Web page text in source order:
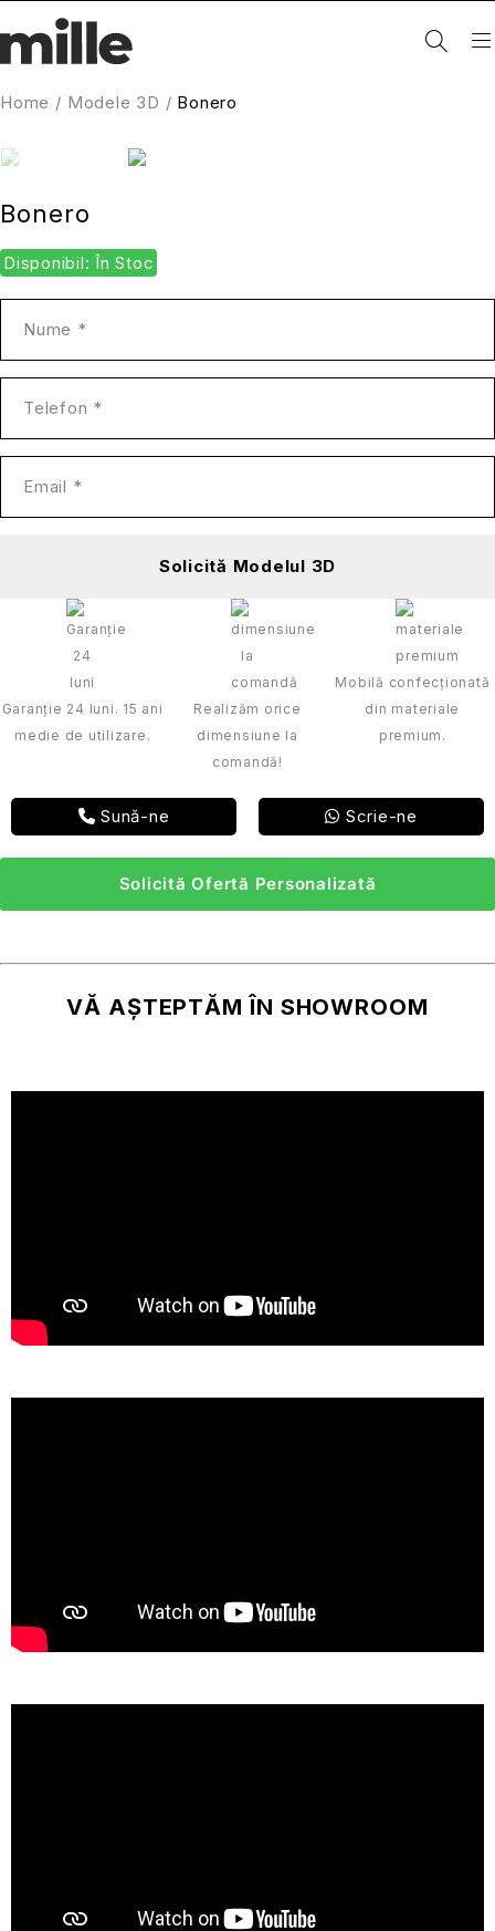
Home / Modele 3D / Bonero
Bonero
Disponibil: În Stoc
Garanție 24 luni. 15 ani
medie de utilizare.
Realizăm orice
dimensiune la
comandă!
Mobilă confecționată
din materiale
premium.
Sună-ne Scrie-ne
Solicită Ofertă Personalizată
VĂ AȘTEPTĂM ÎN SHOWROOM